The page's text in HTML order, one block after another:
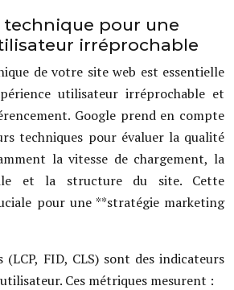
pour une
irréprochable
de votre site web est essentielle
utilisateur irréprochable et
Google prend en compte
techniques pour évaluer la qualité
la vitesse de chargement, la
et la structure du site. Cette
pour une **stratégie marketing
(LCP, FID, CLS) sont des indicateurs
Ces métriques mesurent :